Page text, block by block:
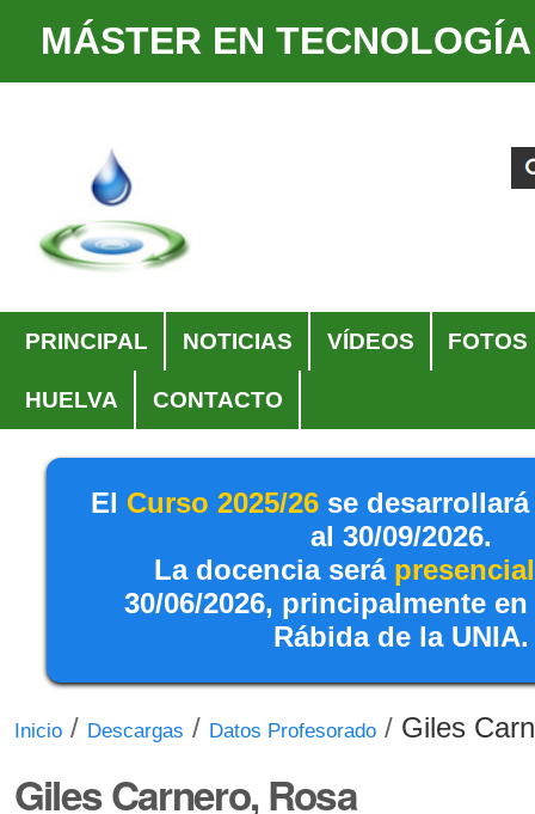
MÁSTER EN
contenido.
Saltar
Búsqueda
Avanzada…
PRINCIPAL NOTICIAS VÍDEOS FOTOS
HUELVA CONTACTO
El Curso 2025/26 se desarrollará
al 30/09/2026.
La docencia será presencial
30/06/2026, principalmente
Rábida de la UNIA.
Inicio / Descargas / Datos Profesorado / Giles
Giles Carnero, Rosa